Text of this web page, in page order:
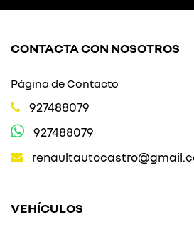
CONTACTA CON NOSOTROS
Página de Contacto
927488079
927488079
VEHÍCULOS